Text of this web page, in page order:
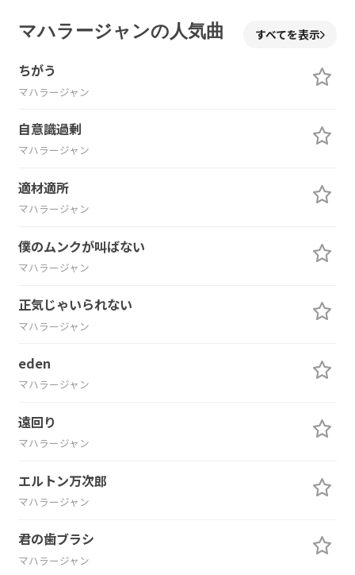
マハラージャンの人気曲 すべてを表示
ちがう
マハラージャン
自意識過剰
マハラージャン
適材適所
マハラージャン
僕のムンクが叫ばない
マハラージャン
正気じゃいられない
マハラージャン
eden
マハラージャン
遠回り
マハラージャン
エルトン万次郎
マハラージャン
君の歯ブラシ
マハラージャン